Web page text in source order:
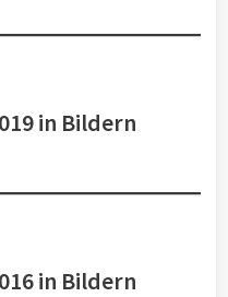
in Bildern
in Bildern